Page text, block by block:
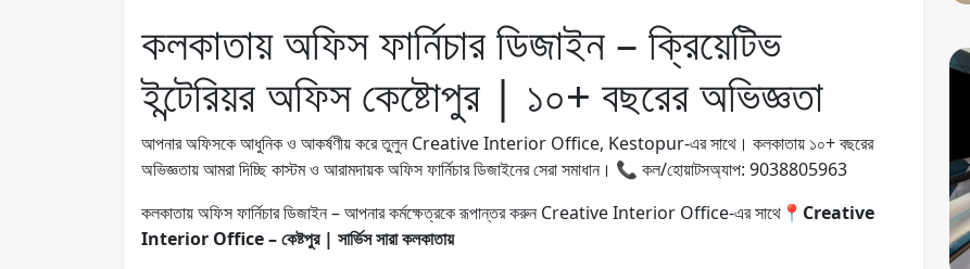
কলকাতায় অফিস ফার্নিচার ডিজাইন – ক্রিয়েটিভ
ইন্টেরিয়র অফিস কেষ্টোপুর | ১০+ বছরের অভিজ্ঞতা
আপনার অফিসকে আধুনিক ও আকর্ষণীয় করে তুলুন Creative Interior Office, Kestopur-এর সাথে। কলকাতায় ১০+ বছরের
অভিজ্ঞতায় আমরা দিচ্ছি কাস্টম ও আরামদায়ক অফিস ফার্নিচার ডিজাইনের সেরা সমাধান। 📞 কল/হোয়াটসঅ্যাপ: 9038805963
কলকাতায় অফিস ফার্নিচার ডিজাইন – আপনার কর্মক্ষেত্রকে রূপান্তর করুন Creative Interior Office-এর সাথে📍 Creative
Interior Office – কেষ্টপুর | সার্ভিস সারা কলকাতায়